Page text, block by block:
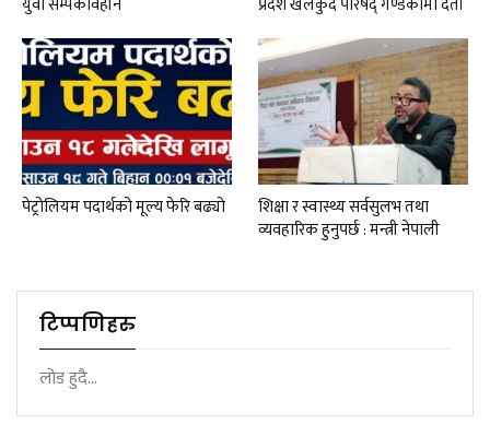
पेट्रोलियम पदार्थको मूल्य फेरि बढ्यो
शिक्षा र स्वास्थ्य सर्वसुलभ तथा
व्यवहारिक हुनुपर्छ : मन्त्री नेपाली
टिप्पणिहरु
लोड हुदै...